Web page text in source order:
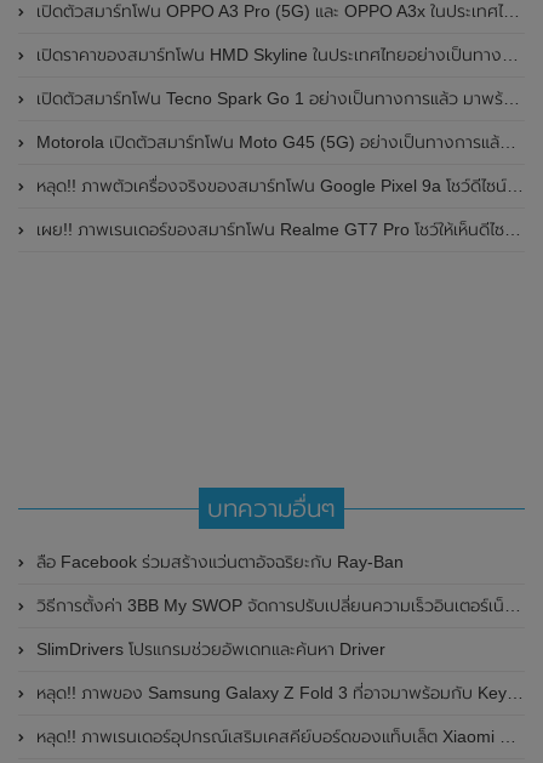
เปิดตัวสมาร์ทโฟน OPPO A3 Pro (5G) และ OPPO A3x ในประเทศไทยอย่างเป็นทางการแล้ว ในราคาเริ่มต้นเพียง 3,999 บาท
เปิดราคาของสมาร์ทโฟน HMD Skyline ในประเทศไทยอย่างเป็นทางการแล้ว ราคา 14,990 บาท
เปิดตัวสมาร์ทโฟน Tecno Spark Go 1 อย่างเป็นทางการแล้ว มาพร้อมหน้าจอแสดงผล LCD / 120Hz , แบตเตอรี่ 5,000mAh และใช้ชิปเซ็ต Unisoc
Motorola เปิดตัวสมาร์ทโฟน Moto G45 (5G) อย่างเป็นทางการแล้วในอินเดีย
หลุด!! ภาพตัวเครื่องจริงของสมาร์ทโฟน Google Pixel 9a โชว์ดีไซน์ใหม่ กล้องหลังแบนราบ ไม่มีกรอบของกล้องแล้ว
เผย!! ภาพเรนเดอร์ของสมาร์ทโฟน Realme GT7 Pro โชว์ให้เห็นดีไซน์ใหม่ พร้อมเผยรายละเอียดสเปกที่สำคัญบางส่วน
บทความอื่นๆ
ลือ Facebook ร่วมสร้างแว่นตาอัจฉริยะกับ Ray-Ban
วิธีการตั้งค่า 3BB My SWOP จัดการปรับเปลี่ยนความเร็วอินเตอร์เน็ต 3BB Fiber ด้วยตัวเอง
SlimDrivers โปรแกรมช่วยอัพเดทและค้นหา Driver
หลุด!! ภาพของ Samsung Galaxy Z Fold 3 ที่อาจมาพร้อมกับ Keyboard Slide แบบเลื่อนได้ ไม่ซ้ำใคร
หลุด!! ภาพเรนเดอร์อุปกรณ์เสริมเคสคีย์บอร์ดของแท็บเล็ต Xiaomi Mi Pad 5 ก่อนเปิดตัว